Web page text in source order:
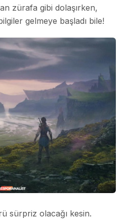
zürafa gibi dolaşırken,
gelmeye başladı bile!
sürpriz olacağı kesin.